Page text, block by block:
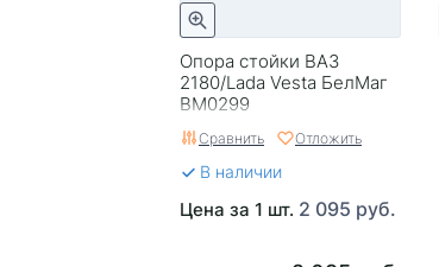
Опора стойки ВАЗ
2180/Lada Vesta БелМаг
BM0299
Сравнить Отложить
В наличии
Цена за 1 шт. 2 095 руб.